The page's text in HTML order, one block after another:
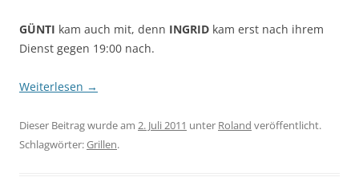
GÜNTI kam auch mit, denn INGRID kam erst nach ihrem
Dienst gegen 19:00 nach.
Weiterlesen →
Dieser Beitrag wurde am 2. Juli 2011 unter Roland veröffentlicht.
Schlagwörter:Grillen.